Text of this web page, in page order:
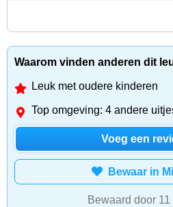
Waarom vinden anderen dit
Leuk met oudere kinderen
Top omgeving: 4 andere
Voeg een
Bewaar in
Bewaard door